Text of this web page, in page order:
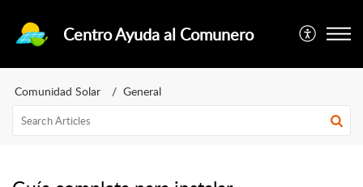
Centro Ayuda al Comunero
Comunidad Solar General